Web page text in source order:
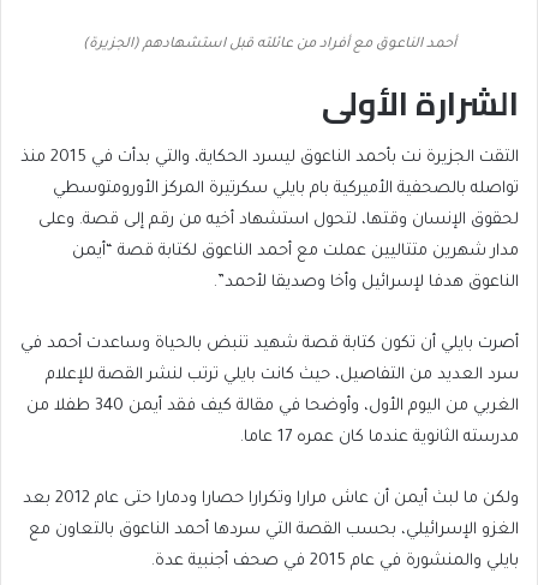
أحمد الناعوق مع أفراد من عائلته قبل استشهادهم (الجزيرة)
الشرارة الأولى
التقت الجزيرة نت بأحمد الناعوق ليسرد الحكاية، والتي بدأت في 2015 منذ
تواصله بالصحفية الأميركية بام بايلي سكرتيرة المركز الأورومتوسطي
لحقوق الإنسان وقتها، لتحول استشهاد أخيه من رقم إلى قصة. وعلى
مدار شهرين متتاليين عملت مع أحمد الناعوق لكتابة قصة “أيمن
الناعوق هدفا لإسرائيل وأخا وصديقا لأحمد”.
أصرت بايلي أن تكون كتابة قصة شهيد تنبض بالحياة وساعدت أحمد في
سرد العديد من التفاصيل، حيث كانت بايلي ترتب لنشر القصة للإعلام
الغربي من اليوم الأول، وأوضحا في مقالة كيف فقد أيمن 340 طفلا من
مدرسته الثانوية عندما كان عمره 17 عاما.
ولكن ما لبث أيمن أن عاش مرارا وتكرارا حصارا ودمارا حتى عام 2012 بعد
الغزو الإسرائيلي، بحسب القصة التي سردها أحمد الناعوق بالتعاون مع
بايلي والمنشورة في عام 2015 في صحف أجنبية عدة.